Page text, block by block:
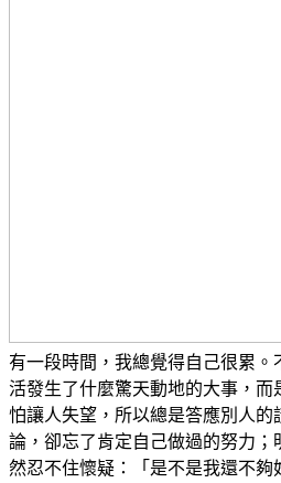
有一段時間，我總覺得自己很累
活發生了什麼驚天動地的大事，
怕讓人失望，所以總是答應別人的
論，卻忘了肯定自己做過的努力；
然忍不住懷疑：「是不是我還不夠